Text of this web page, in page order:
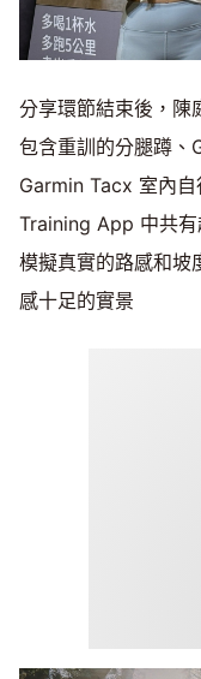
分享環節結束後，陳
包含重訓的分腿蹲、
Garmin Tacx 室內
Training App 中共
模擬真實的路感和坡
感十足的實景